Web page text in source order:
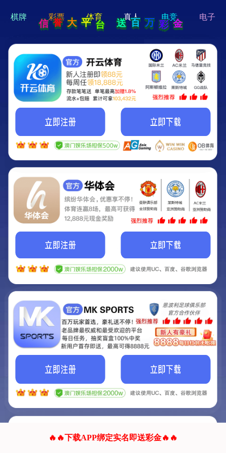
hi 💗
Hey Guys!
我们即将上线啦...
我们的网站正在建设.
它将是非常棒的网站.
联系我们!